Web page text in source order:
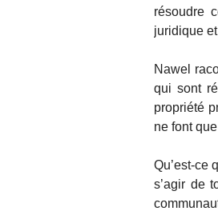
résoudre
juridique
Nawel
qui sont
propriété
ne font
Qu’est-ce
s’agir de